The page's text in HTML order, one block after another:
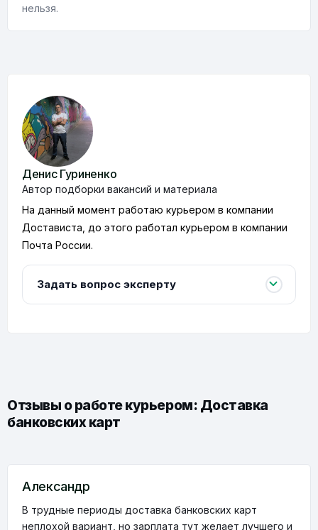
нельзя.
Денис Гуриненко
Автор подборки вакансий и материала
На данный момент работаю курьером в компании
Достависта, до этого работал курьером в компании
Почта России.
Задать вопрос эксперту
Отзывы о работе курьером: Доставка
банковских карт
Александр
В трудные периоды доставка банковских карт
неплохой вариант, но зарплата тут желает лучшего и